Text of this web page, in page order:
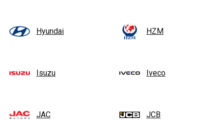
Hyundai HZM
Isuzu Iveco
JAC JCB